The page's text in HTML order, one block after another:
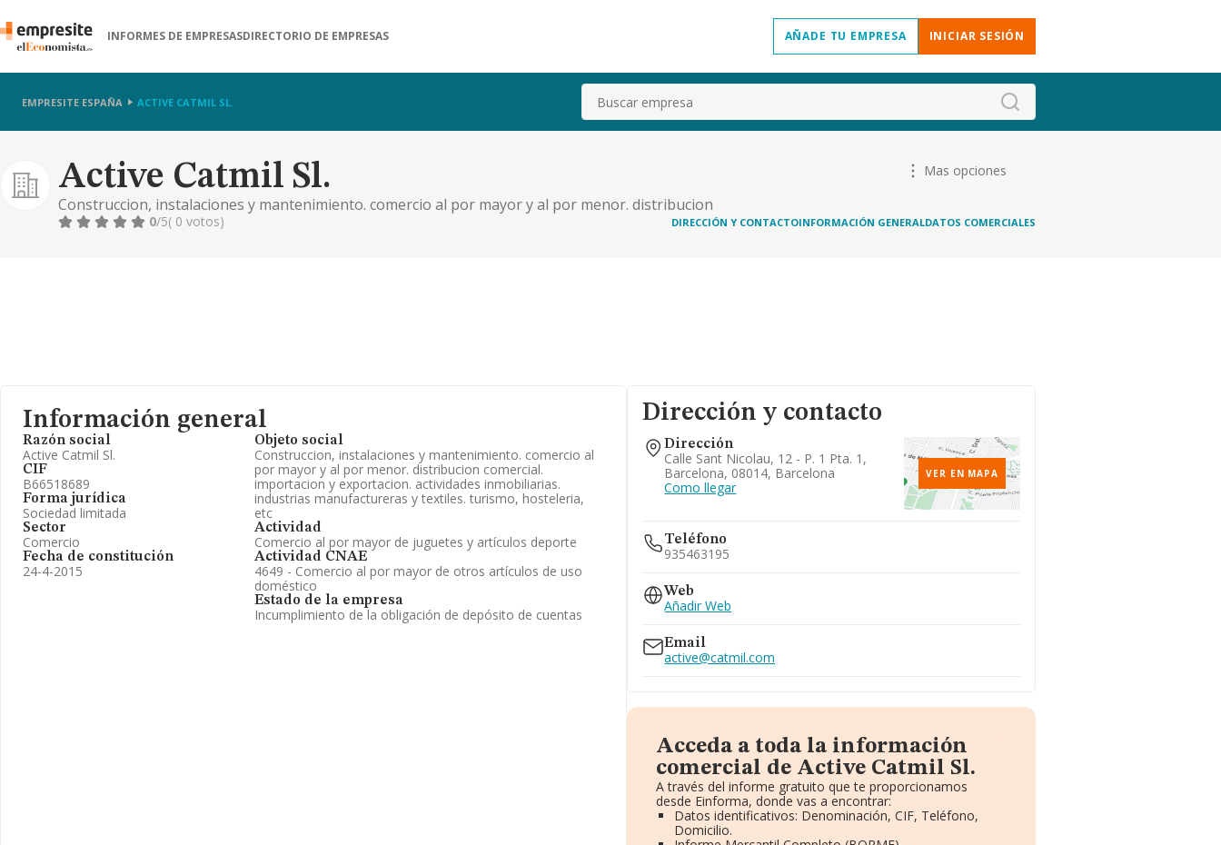
INFORMES DE EMPRESASDIRECTORIO DE EMPRESAS AÑADE TU EMPRESA INICIAR SESIÓN
EMPRESITE ESPAÑA ACTIVE CATMIL SL. Buscar
Active Catmil Sl.
Construccion, instalaciones y mantenimiento. comercio al por mayor y al por menor. distribucion
comercial. importacion y exportacion. actividades inmobiliarias. industrias manufactureras y textiles.
Mas opciones
0/5( 0 votos) DIRECCIÓN Y CONTACTOINFORMACIÓN GENERALDATOS COMERCIALES
Información general
Razón social
Active Catmil Sl.
CIF
B66518689
Forma jurídica
Sociedad limitada
Sector
Comercio
Fecha de constitución
24-4-2015
Objeto social
Construccion, instalaciones y mantenimiento. comercio al
por mayor y al por menor. distribucion comercial.
importacion y exportacion. actividades inmobiliarias.
industrias manufactureras y textiles. turismo, hosteleria,
etc
Actividad
Comercio al por mayor de juguetes y artículos deporte
Actividad CNAE
4649 - Comercio al por mayor de otros artículos de uso
doméstico
Estado de la empresa
Incumplimiento de la obligación de depósito de cuentas
Dirección y contacto
Dirección
Calle Sant Nicolau, 12 - P. 1 Pta. 1,
Barcelona, 08014, Barcelona
Como llegar
VER EN MAPA
Teléfono
935463195
Web
Añadir Web
Email
active@catmil.com
Acceda a toda la información
comercial de Active Catmil Sl.
A través del informe gratuito que te proporcionamos
desde Einforma, donde vas a encontrar:
Datos identificativos: Denominación, CIF, Teléfono,
Domicilio.